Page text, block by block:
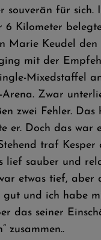
souverän für sich.
6 Kilometer
Marie Keudel den
mit der
Mixedstaffel
Arena. Zwar
zwei Fehler. Das
er. Doch das war
traf
lief sauber und
etwas tief, aber
und ich habe
das seiner
zusammen..